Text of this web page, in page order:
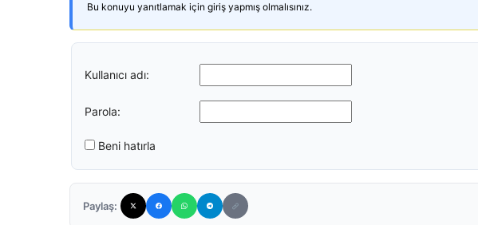
Bu konuyu yanıtlamak için giriş yapmış olmalısınız.
Kullanıcı adı:
Parola:
Beni hatırla
Paylaş: